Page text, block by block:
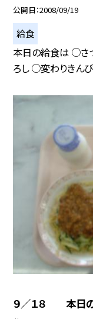
公開日 2008/09/19
給食
本日の給食は ○
ろし ○変わりきん
９／１８ 本日